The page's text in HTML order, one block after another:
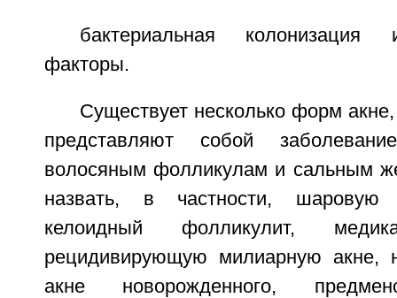
бактериальная колонизация
факторы.
Существует несколько форм
представляют собой
волосяным фолликулам и сальным
назвать, в частности, шаровую
келоидный фолликулит,
рецидивирующую милиарную акне,
акне новорожденного,